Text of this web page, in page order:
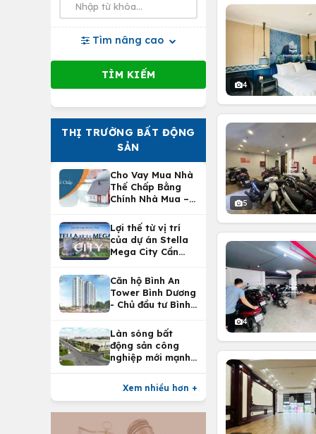
Tìm nâng cao
THỊ TRƯỜNG BẤT ĐỘNG
SẢN
Cho Vay Mua Nhà
Thế Chấp Bằng
Chính Nhà Mua –
Nhà Tại
Vietcombank
Lợi thế từ vị trí
của dự án Stella
Mega City Cần
Căn hộ Bình An
Tower Bình Dương
- Chủ đầu tư Bình
Làn sóng bất
động sản công
nghiệp mới mạnh
Xem nhiều hơn +
4
5
4